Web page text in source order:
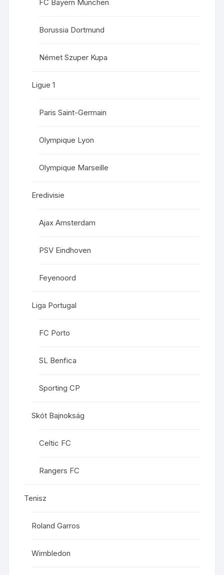
FC Bayern München
Borussia Dortmund
Német Szuper Kupa
Ligue 1
Paris Saint-Germain
Olympique Lyon
Olympique Marseille
Eredivisie
Ajax Amsterdam
PSV Eindhoven
Feyenoord
Liga Portugal
FC Porto
SL Benfica
Sporting CP
Skót Bajnokság
Celtic FC
Rangers FC
Tenisz
Roland Garros
Wimbledon